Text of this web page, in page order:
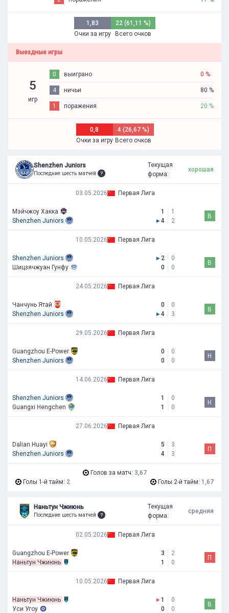
1,83
Очки за игру
22 (61,11 %)
Всего очков
Выездные игры
5
игр
0 выиграно 0 %
4 ничьи 80 %
1 поражения 20 %
0,8
Очки за игру
4 (26,67 %)
Всего очков
Shenzhen Juniors
Последние шесть матчей
Текущая
форма:
хорошая
03.05.2026 Первая Лига
Мэйчжоу Хакка
Shenzhen Juniors
1
▸4
1
2
В
10.05.2026 Первая Лига
Shenzhen Juniors
Шицзячжуан Гунфу
▸ 2
0
0
0
В
24.05.2026 Первая Лига
Чанчунь Ятай
Shenzhen Juniors
0
▸4
0
3
В
29.05.2026 Первая Лига
Guangzhou E-Power
Shenzhen Juniors
0
0
0
0
Н
14.06.2026 Первая Лига
Shenzhen Juniors
Guangxi Hengchen
1
1
0
0
Н
27.06.2026 Первая Лига
Dalian Huayi
Shenzhen Juniors
5
4
3
3
П
Голов за матч: 3,67
Голы 1-й тайм: 2 Голы 2-й тайм: 1,67
Наньтун Чжиюнь
Последние шесть матчей
Текущая
форма:
средняя
02.05.2026 Первая Лига
Guangzhou E-Power
Наньтун Чжиюнь
3
1
2
0
П
10.05.2026 Первая Лига
Наньтун Чжиюнь
Уси Угоу
▸1
0
0
0
В